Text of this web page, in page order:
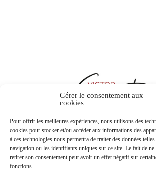
Gérer le consentement aux
cookies
Pour offrir les meilleures expériences, nous utilisons des
cookies pour stocker et/ou accéder aux informations des
à ces technologies nous permettra de traiter des données
navigation ou les identifiants uniques sur ce site. Le fait de ne
retirer son consentement peut avoir un effet négatif sur
fonctions.
CONTACTEZ-NOUS